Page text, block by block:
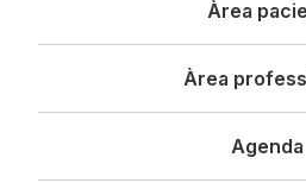
Àrea
Àrea
Agenda